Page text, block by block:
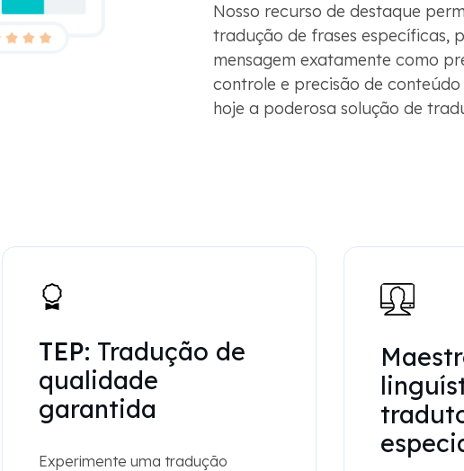
Nosso recurso de destaque
tradução de frases específicas,
mensagem exatamente como
controle e precisão de
hoje a poderosa solução de
TEP: Tradução de
qualidade
garantida
Experimente uma tradução